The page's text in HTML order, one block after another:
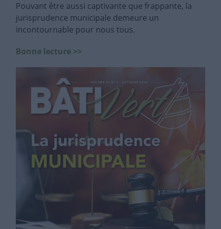
Pouvant être aussi captivante que frappante, la
jurisprudence municipale demeure un
incontournable pour nous tous.
Bonne lecture >>